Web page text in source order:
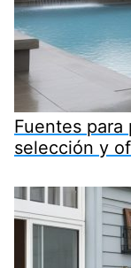
Fuentes para
selección y